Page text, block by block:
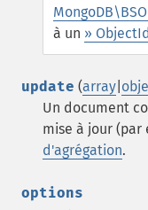
à un » ObjectId
update (array
Un document
mise à jour (par
d'agrégation.
options